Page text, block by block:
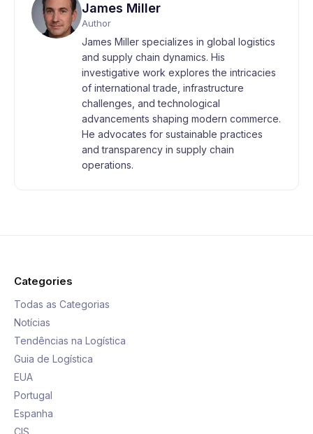
James Miller
Author
James Miller specializes in global logistics
and supply chain dynamics. His
investigative work explores the intricacies
of international trade, infrastructure
challenges, and technological
advancements shaping modern commerce.
He advocates for sustainable practices
and transparency in supply chain
operations.
Categories
Todas as Categorias
Notícias
Tendências na Logística
Guia de Logística
EUA
Portugal
Espanha
CIS